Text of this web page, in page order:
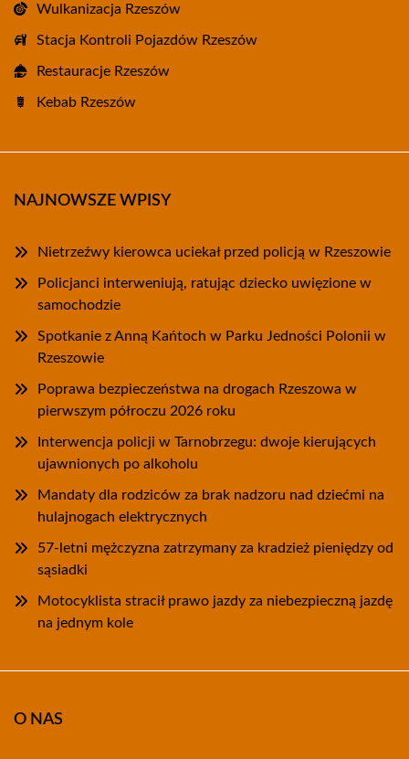
Wulkanizacja Rzeszów
Stacja Kontroli Pojazdów Rzeszów
Restauracje Rzeszów
Kebab Rzeszów
NAJNOWSZE WPISY
Nietrzeźwy kierowca uciekał przed policją w Rzeszowie
Policjanci interweniują, ratując dziecko uwięzione w
samochodzie
Spotkanie z Anną Kańtoch w Parku Jedności Polonii w
Rzeszowie
Poprawa bezpieczeństwa na drogach Rzeszowa w
pierwszym półroczu 2026 roku
Interwencja policji w Tarnobrzegu: dwoje kierujących
ujawnionych po alkoholu
Mandaty dla rodziców za brak nadzoru nad dziećmi na
hulajnogach elektrycznych
57-letni mężczyzna zatrzymany za kradzież pieniędzy od
sąsiadki
Motocyklista stracił prawo jazdy za niebezpieczną jazdę
na jednym kole
O NAS